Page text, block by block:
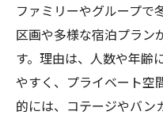
ファミリーやグループで
区画や多様な宿泊プラン
す。理由は、人数や年齢
やすく、プライベート空
的には、コテージやバン